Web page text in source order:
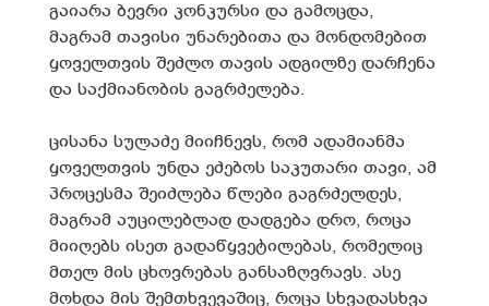
გაიარა ბევრი კონკურსი და გამოცდა,
მაგრამ თავისი უნარებითა და მონდომებით
ყოველთვის შეძლო თავის ადგილზე დარჩენა
და საქმიანობის გაგრძელება.
ცისანა სულაძე მიიჩნევს, რომ ადამიანმა
ყოველთვის უნდა ეძებოს საკუთარი თავი, ამ
პროცესმა შეიძლება წლები გაგრძელდეს,
მაგრამ აუცილებლად დადგება დრო, როცა
მიიღებს ისეთ გადაწყვეტილებას, რომელიც
მთელ მის ცხოვრებას განსაზღვრავს. ასე
მოხდა მის შემთხვევაშიც, როცა სხვადასხვა